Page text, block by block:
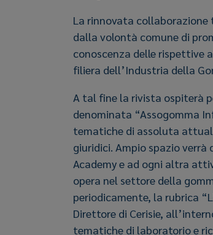
La rinnovata collaborazione
dalla volontà comune di
conoscenza delle rispettive
filiera dell’Industria della
A tal fine la rivista ospiterà
denominata “Assogomma
tematiche di assoluta
giuridici. Ampio spazio
Academy e ad ogni altra
opera nel settore della
periodicamente, la rubrica
Direttore di Cerisie,
tematiche di laboratorio e